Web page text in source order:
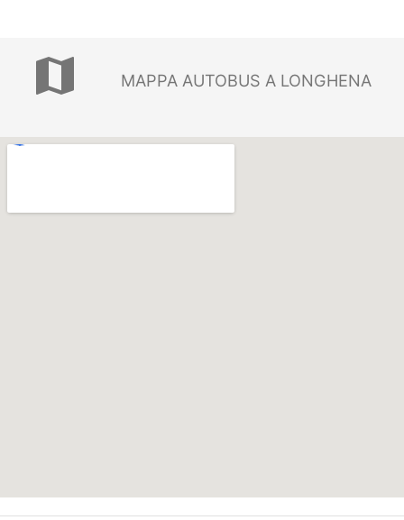
map MAPPA AUTOBUS A LONGHENA